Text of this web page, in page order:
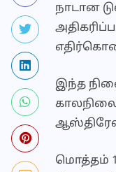
நாடான
இந்த
காலநிலை
மொத்தம்